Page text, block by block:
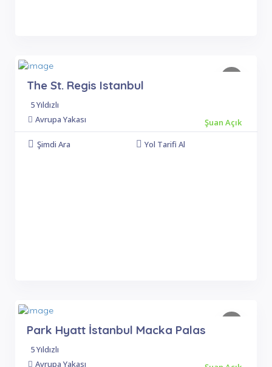
The St. Regis Istanbul
5 Yıldızlı
Avrupa Yakası
Şuan Açık
Şimdi Ara
Yol Tarifi Al
Park Hyatt İstanbul Macka Palas
5 Yıldızlı
Avrupa Yakası